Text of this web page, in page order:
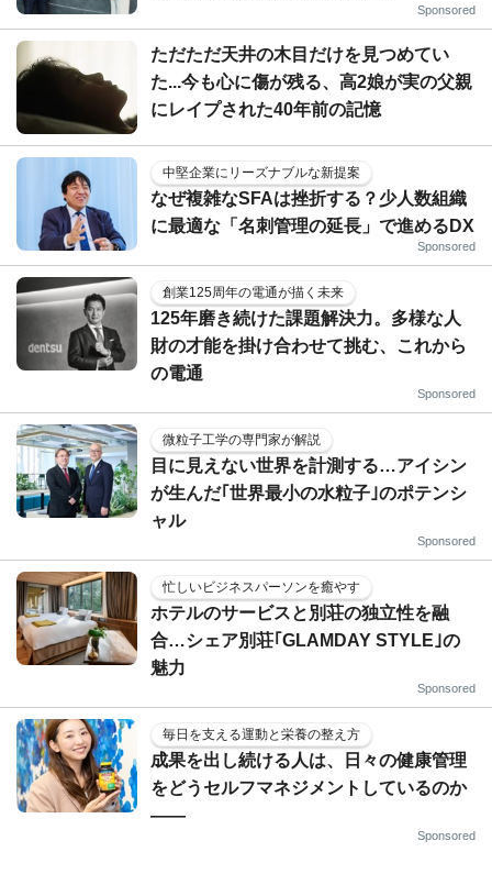
Sponsored
ただただ天井の木目だけを見つめてい
た...今も心に傷が残る、高2娘が実の父親
にレイプされた40年前の記憶
中堅企業にリーズナブルな新提案
なぜ複雑なSFAは挫折する？少人数組織
に最適な「名刺管理の延長」で進めるDX
Sponsored
創業125周年の電通が描く未来
125年磨き続けた課題解決力。多様な人
財の才能を掛け合わせて挑む、これから
の電通
Sponsored
微粒子工学の専門家が解説
目に見えない世界を計測する…アイシン
が生んだ｢世界最小の水粒子｣のポテンシ
ャル
Sponsored
忙しいビジネスパーソンを癒やす
ホテルのサービスと別荘の独立性を融
合…シェア別荘｢GLAMDAY STYLE｣の
魅力
Sponsored
毎日を支える運動と栄養の整え方
成果を出し続ける人は、日々の健康管理
をどうセルフマネジメントしているのか
——
Sponsored